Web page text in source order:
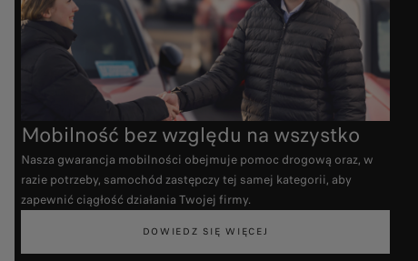
Mobilność bez względu na wszystko
Nasza gwarancja mobilności obejmuje pomoc drogową oraz, w
razie potrzeby, samochód zastępczy tej samej kategorii, aby
zapewnić ciągłość działania Twojej firmy.
DOWIEDZ SIĘ WIĘCEJ